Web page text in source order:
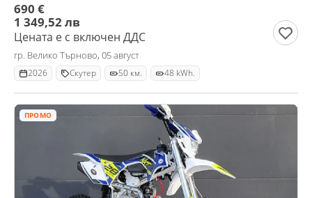
690 €
1 349,52 лв
Цената е с включен ДДС
гр. Велико Търново, 05 август
2026 Скутер 50 км. 48 kWh.
ПРОМО